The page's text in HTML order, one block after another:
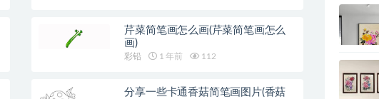
芹菜简笔画怎么画(芹菜简笔画怎么
画)
彩铅 1 年前 112
分享一些卡通香菇简笔画图片(香菇